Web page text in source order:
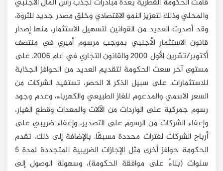
قامت الحكومة القطرية بعدة مبادرات لجذب رأس المال الأجنبي
والمحلي وذلك لتعزيز النمو الاقتصادي وخلق مصدر جديد للثروة،
وقد أصدرت العديد من القوانين لتسهيل الاستثمار، منها إصدار
قانون الاستثمار الأجنبي بموجب مرسوم أميري في منتصف
أكتوبر/تشرين الأول 2000 والقانون التجاري في عام 2006. على
مستوى آخر سعت الحكومة لتقديم العديد من الحوافز الجذابة
للاستثمارات. على سبيل الذكر لا الحصر، تستفيد الشركات من
السعر الاسمي والمدعوم للغاز الطبيعي والكهرباء، وعدم وجود
رسوم جمركية على الواردات من الآلات والمعدات وقطع الغيار،
وإعفاء الشركات من الرسوم على التصدير، وإعفاء ضريبي على
أرباح الشركات لفترات محددة مسبقًا. بالإضافة إلى ذلك، تقدم
الحكومة حوافز أخرى مثل الإجازات الضريبية المتجددة لمدة 5
سنوات (بناءً على موافقة الحكومة)، وسهولة الوصول إلى